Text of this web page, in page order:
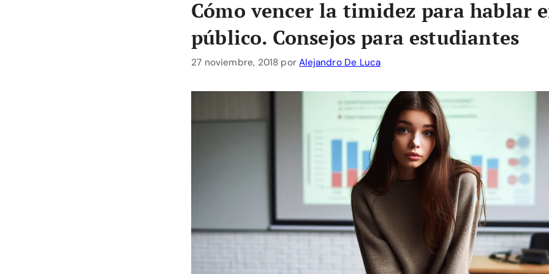
Cómo vencer la timidez para hablar
público. Consejos para estudiantes
27 noviembre, 2018 porAlejandro De Luca